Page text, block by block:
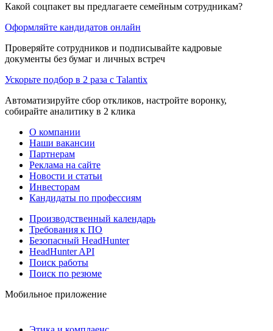
Какой соцпакет вы предлагаете семейным сотрудникам?
Оформляйте кандидатов онлайн
Проверяйте сотрудников и подписывайте кадровые
документы без бумаг и личных встреч
Ускорьте подбор в 2 раза с Talantix
Автоматизируйте сбор откликов, настройте воронку,
собирайте аналитику в 2 клика
О компании
Наши вакансии
Партнерам
Реклама на сайте
Новости и статьи
Инвесторам
Кандидаты по профессиям
Производственный календарь
Требования к ПО
Безопасный HeadHunter
HeadHunter API
Поиск работы
Поиск по резюме
Мобильное приложение